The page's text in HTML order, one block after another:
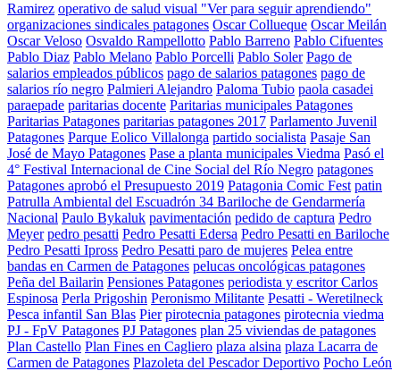
Ramirez operativo de salud visual "Ver para seguir aprendiendo"
organizaciones sindicales patagones Oscar Collueque Oscar Meilán
Oscar Veloso Osvaldo Rampellotto Pablo Barreno Pablo Cifuentes
Pablo Diaz Pablo Melano Pablo Porcelli Pablo Soler Pago de
salarios empleados públicos pago de salarios patagones pago de
salarios río negro Palmieri Alejandro Paloma Tubio paola casadei
paraepade paritarias docente Paritarias municipales Patagones
Paritarias Patagones paritarias patagones 2017 Parlamento Juvenil
Patagones Parque Eolico Villalonga partido socialista Pasaje San
José de Mayo Patagones Pase a planta municipales Viedma Pasó el
4° Festival Internacional de Cine Social del Río Negro patagones
Patagones aprobó el Presupuesto 2019 Patagonia Comic Fest patin
Patrulla Ambiental del Escuadrón 34 Bariloche de Gendarmería
Nacional Paulo Bykaluk pavimentación pedido de captura Pedro
Meyer pedro pesatti Pedro Pesatti Edersa Pedro Pesatti en Bariloche
Pedro Pesatti Ipross Pedro Pesatti paro de mujeres Pelea entre
bandas en Carmen de Patagones pelucas oncológicas patagones
Peña del Bailarin Pensiones Patagones periodista y escritor Carlos
Espinosa Perla Prigoshin Peronismo Militante Pesatti - Weretilneck
Pesca infantil San Blas Pier pirotecnia patagones pirotecnia viedma
PJ - FpV Patagones PJ Patagones plan 25 viviendas de patagones
Plan Castello Plan Fines en Cagliero plaza alsina plaza Lacarra de
Carmen de Patagones Plazoleta del Pescador Deportivo Pocho León